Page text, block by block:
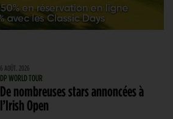
6 AOÛT. 2026
DP WORLD TOUR
De nombreuses stars annoncées à
l’Irish Open